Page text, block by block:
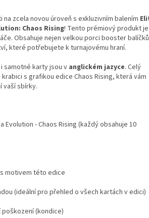
zcela novou úroveň s exkluzivním balením
Chaos Rising! Tento prémiový produkt je
Obsahuje nejen velkou porci booster
které potřebujete k turnajovému hraní.
samotné karty jsou v anglickém jazyce. Celý
s grafikou edice Chaos Rising, která vám
vaší sbírky.
Evolution - Chaos Rising (každý obsahuje 10
s motivem této edice
(ideální pro přehled o všech kartách v edici)
(kondice)